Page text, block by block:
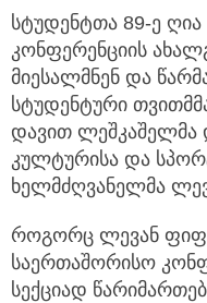
სტუდენტთა 89-ე
კონფერენციის
მიესალმნენ და
სტუდენტური
დავით ლეშკაშელმა
კულტურისა და
ხელმძღვანელმა
როგორც ლევან
საერთაშორისო
სექციად